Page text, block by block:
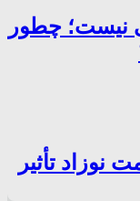
نیست؛ چطور
نوزاد تأثیر